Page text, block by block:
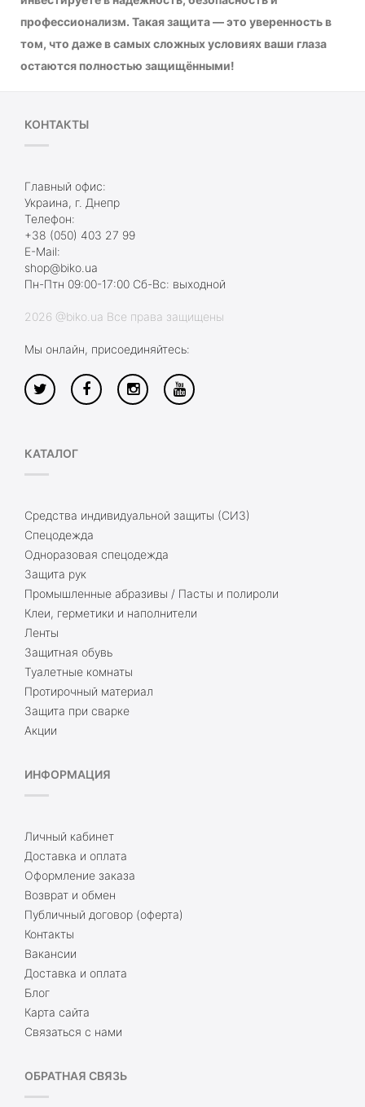
профессионализм. Такая защита — это уверенность в
том, что даже в самых сложных условиях ваши глаза
остаются полностью защищёнными!
КОНТАКТЫ
Главный офис:
Украина, г. Днепр
Телефон:
+38 (050) 403 27 99
E-Mail:
shop@biko.ua
Пн-Птн 09:00-17:00 Сб-Вс: выходной
2026 @biko.ua Все права защищены
Мы онлайн, присоединяйтесь:
КАТАЛОГ
Средства индивидуальной защиты (СИЗ)
Спецодежда
Одноразовая спецодежда
Защита рук
Промышленные абразивы / Пасты и полироли
Клеи, герметики и наполнители
Ленты
Защитная обувь
Туалетные комнаты
Протирочный материал
Защита при сварке
Акции
ИНФОРМАЦИЯ
Личный кабинет
Доставка и оплата
Оформление заказа
Возврат и обмен
Публичный договор (оферта)
Контакты
Вакансии
Доставка и оплата
Блог
Карта сайта
Связаться с нами
ОБРАТНАЯ СВЯЗЬ